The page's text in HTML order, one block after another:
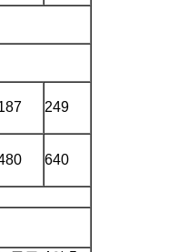
249
640